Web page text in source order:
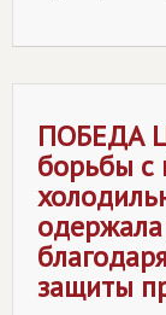
ПОБЕДА
борьбы с
защиты